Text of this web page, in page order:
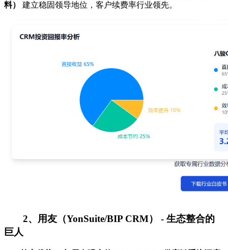
料）
建立稳固领导地位，客户续费率行业领先。
2、用友（YonSuite/BIP CRM） - 生态整合的
巨人